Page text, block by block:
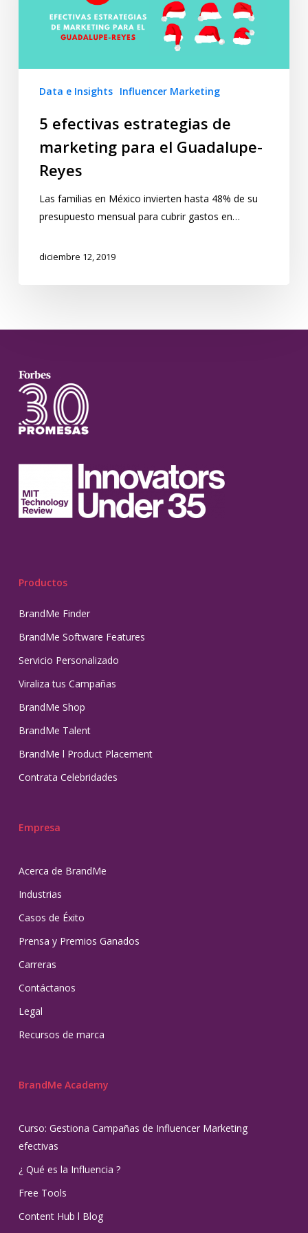
Data e Insights Influencer Marketing
5 efectivas estrategias de
marketing para el Guadalupe-
Reyes
Las familias en México invierten hasta 48% de su
presupuesto mensual para cubrir gastos en…
diciembre 12, 2019
Productos
BrandMe Finder
BrandMe Software Features
Servicio Personalizado
Viraliza tus Campañas
BrandMe Shop
BrandMe Talent
BrandMe l Product Placement
Contrata Celebridades
Empresa
Acerca de BrandMe
Industrias
Casos de Éxito
Prensa y Premios Ganados
Carreras
Contáctanos
Legal
Recursos de marca
BrandMe Academy
Curso: Gestiona Campañas de Influencer Marketing
efectivas
¿ Qué es la Influencia ?
Free Tools
Content Hub l Blog